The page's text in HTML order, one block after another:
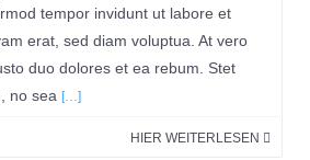
tempor invidunt ut labore et
erat, sed diam voluptua. At vero
duo dolores et ea rebum. Stet
no sea […]
HIER WEITERLESEN